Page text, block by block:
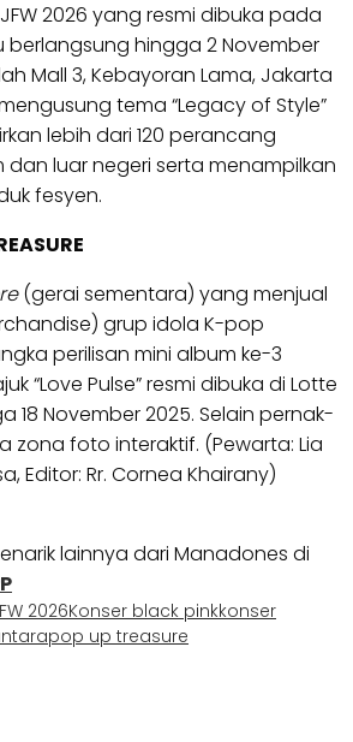
2026 yang resmi dibuka pada
berlangsung hingga 2 November
Mall 3, Kebayoran Lama, Jakarta
tema “Legacy of Style”
lebih dari 120 perancang
luar negeri serta menampilkan
fesyen.
(gerai sementara) yang menjual
grup idola K-pop
perilisan mini album ke-3
“Love Pulse” resmi dibuka di Lotte
18 November 2025. Selain pernak-
zona foto interaktif. (Pewarta: Lia
Editor: Rr. Cornea Khairany)
lainnya dari Manadones di
2026Konser black pinkkonser
pop up treasure